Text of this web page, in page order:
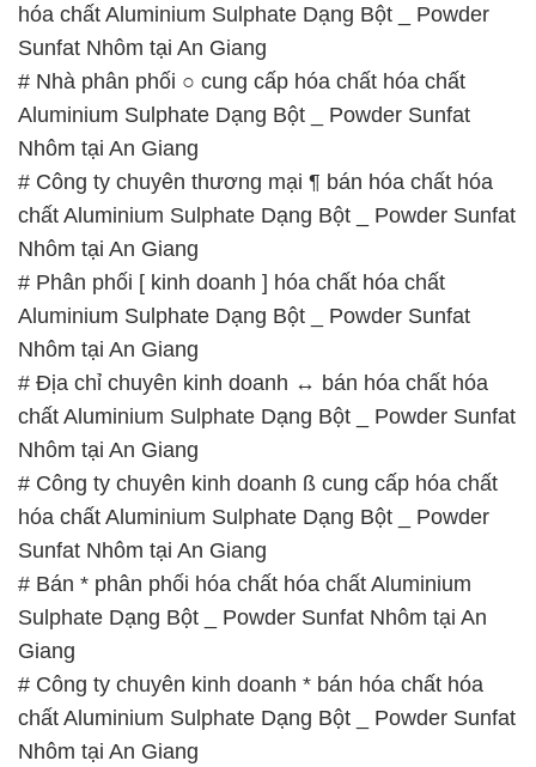
hóa chất Aluminium Sulphate Dạng Bột _ Powder
Sunfat Nhôm tại An Giang
# Nhà phân phối ○ cung cấp hóa chất hóa chất
Aluminium Sulphate Dạng Bột _ Powder Sunfat
Nhôm tại An Giang
# Công ty chuyên thương mại ¶ bán hóa chất hóa
chất Aluminium Sulphate Dạng Bột _ Powder Sunfat
Nhôm tại An Giang
# Phân phối [ kinh doanh ] hóa chất hóa chất
Aluminium Sulphate Dạng Bột _ Powder Sunfat
Nhôm tại An Giang
# Địa chỉ chuyên kinh doanh ↔ bán hóa chất hóa
chất Aluminium Sulphate Dạng Bột _ Powder Sunfat
Nhôm tại An Giang
# Công ty chuyên kinh doanh ß cung cấp hóa chất
hóa chất Aluminium Sulphate Dạng Bột _ Powder
Sunfat Nhôm tại An Giang
# Bán * phân phối hóa chất hóa chất Aluminium
Sulphate Dạng Bột _ Powder Sunfat Nhôm tại An
Giang
# Công ty chuyên kinh doanh * bán hóa chất hóa
chất Aluminium Sulphate Dạng Bột _ Powder Sunfat
Nhôm tại An Giang